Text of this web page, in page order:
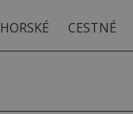
HORSKÉ CESTNÉ